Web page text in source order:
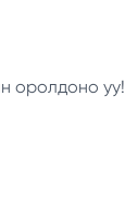
оролдоно уу!